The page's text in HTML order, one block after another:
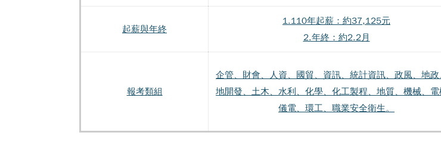
起薪與年終
1.110年起薪：約37,125元
2.年終：約2.2月
報考類組
企管、財會、人資、國貿、資訊、統計資訊、政風、地
地開發、土木、水利、化學、化工製程、地質、機械、電
儀電、環工、職業安全衛生。